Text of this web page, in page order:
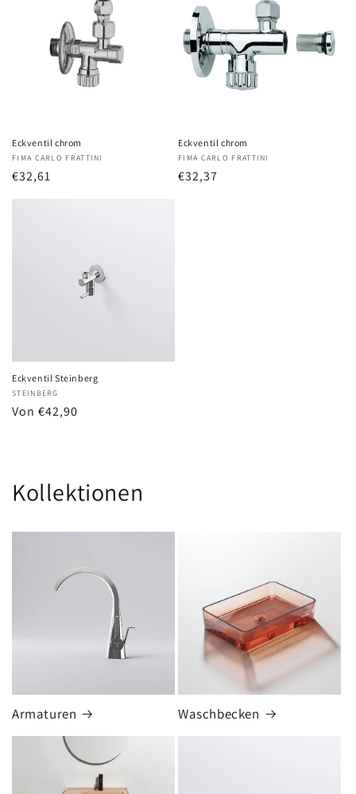
Eckventil chrom
Anbieter:
FIMA CARLO FRATTINI
Normaler
€32,61
Eckventil chrom
Anbieter:
FIMA CARLO FRATTINI
Normaler
€32,37
Eckventil Steinberg
Anbieter:
STEINBERG
Normaler
Von €42,90
Kollektionen
Armaturen Waschbecken